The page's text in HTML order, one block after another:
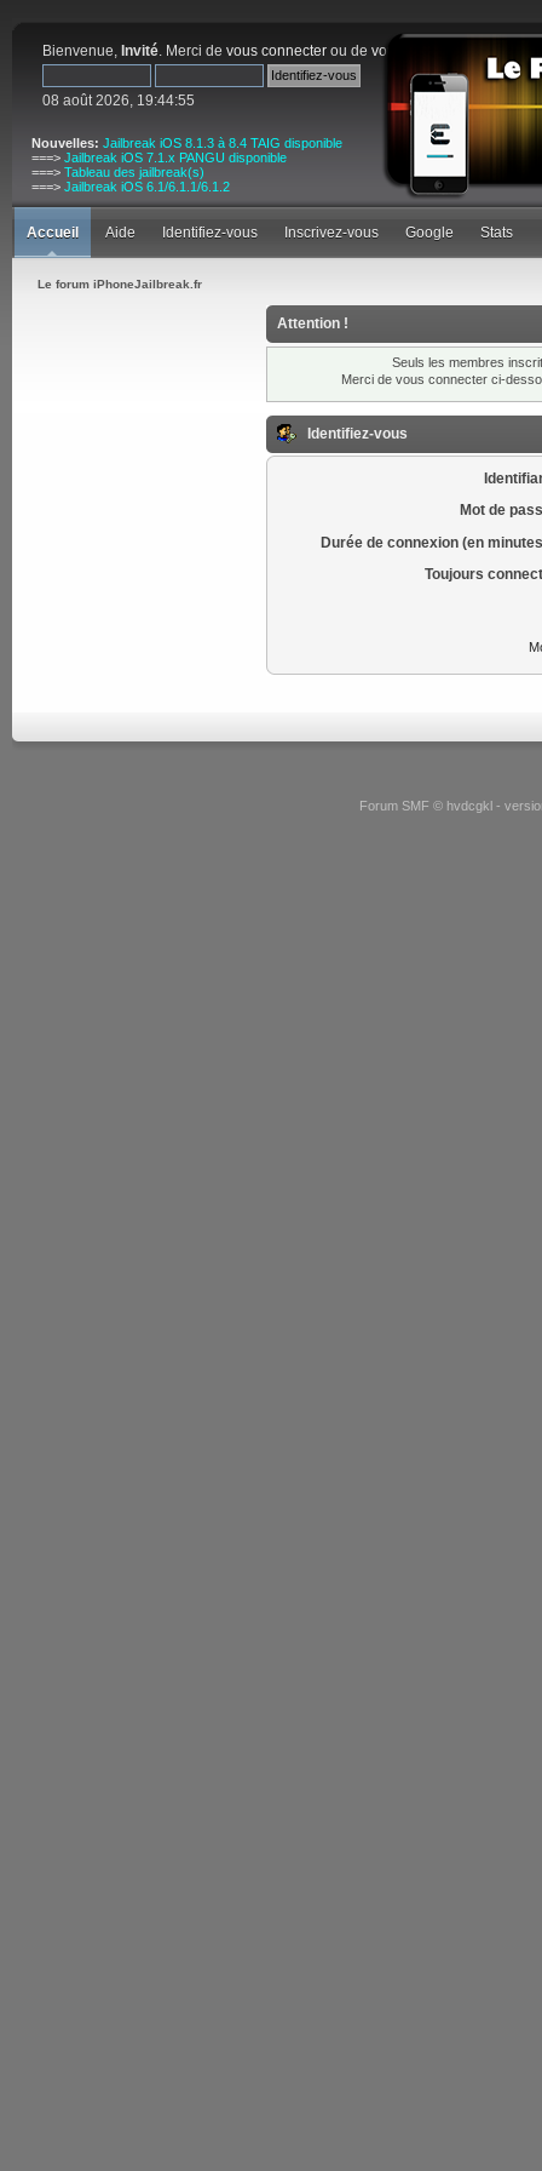
Bienvenue, Invité. Merci de vous connecter ou de vous inscrire
08 août 2026, 19:44:55
Nouvelles: Jailbreak iOS 8.1.3 à 8.4 TAIG disponible
===> Jailbreak iOS 7.1.x PANGU disponible
===> Tableau des jailbreak(s)
===> Jailbreak iOS 6.1/6.1.1/6.1.2
Accueil Aide Identifiez-vous Inscrivez-vous Google Stats
Le forum iPhoneJailbreak.fr
Attention !
Seuls les membres
Merci de vous connecter ci-
Identifiez-vous
Mot de
Durée de connexion (en
Toujours
Forum SMF © hvdcgkl -